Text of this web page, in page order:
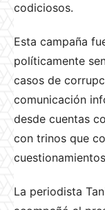
codiciosos.
Esta campaña
políticamente
casos de
comunicación
desde cuentas
con trinos que
La periodista